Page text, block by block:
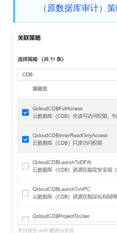
（原数据库审计）